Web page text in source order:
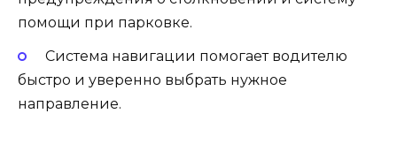
помощи при парковке.
Система навигации помогает водителю
быстро и уверенно выбрать нужное
направление.